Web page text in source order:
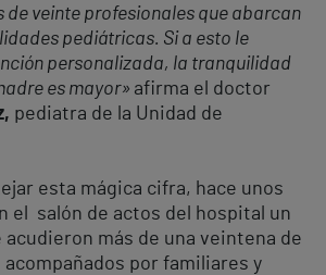
de veinte profesionales que abarcan
pediátricas. Si a esto le
personalizada, la tranquilidad
es mayor» afirma el doctor
pediatra de la Unidad de
esta mágica cifra, hace unos
el salón de actos del hospital un
más de una veintena de
por familiares y